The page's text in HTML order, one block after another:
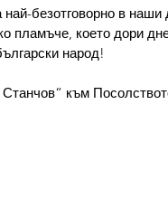
безотговорно в
пламъче, което дори
народ!
към